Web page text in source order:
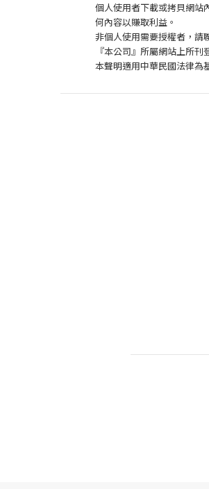
個人使用者下載或拷貝網站
何內容以賺取利益。
非個人使用需要授權者，請
『本公司』所屬網站上所
本聲明適用中華民國法律為